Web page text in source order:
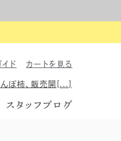
ド カートを見る
トボックス、は[...]
ぽ柿、販売開[...]
】6月7日にて富[...]
スタッフブログ